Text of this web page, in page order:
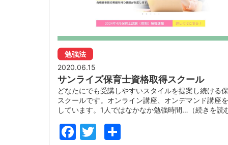
勉強法
2020.06.15
サンライズ保育士資格取得スクール
どなたにでも受講しやすいスタイルを提案し続ける
スクールです。オンライン講座、オンデマンド講座
しています。1人ではなかなか勉強時間…（続きを読